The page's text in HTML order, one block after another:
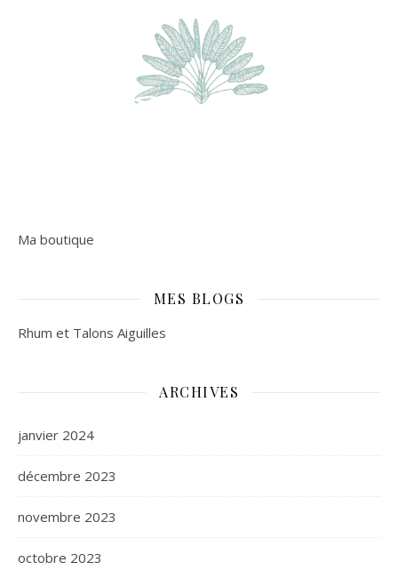
Ma boutique
MES BLOGS
Rhum et Talons Aiguilles
ARCHIVES
janvier 2024
décembre 2023
novembre 2023
octobre 2023